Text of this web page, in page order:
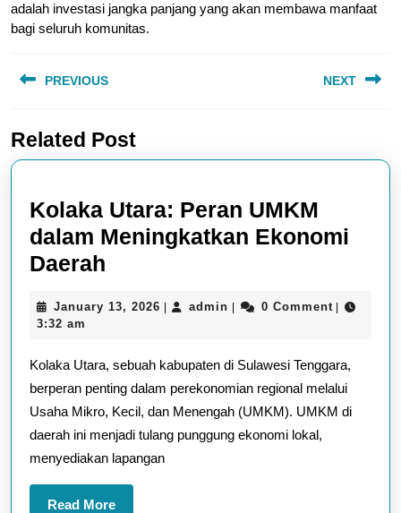
adalah investasi jangka panjang yang akan membawa manfaat
bagi seluruh komunitas.
navigation
PREVIOUS
post:
NEXT
Related Post
Kolaka Utara: Peran UMKM
dalam Meningkatkan Ekonomi
Daerah
Peran
dalam
Meningkatkan
Ekonomi
Daerah
January 13, 2026 January
| admin admin
| 0 Comment |
3:32 am
Kolaka Utara, sebuah kabupaten di Sulawesi Tenggara,
berperan penting dalam perekonomian regional melalui
Usaha Mikro, Kecil, dan Menengah (UMKM). UMKM di
daerah ini menjadi tulang punggung ekonomi lokal,
menyediakan lapangan
Read MoreRead